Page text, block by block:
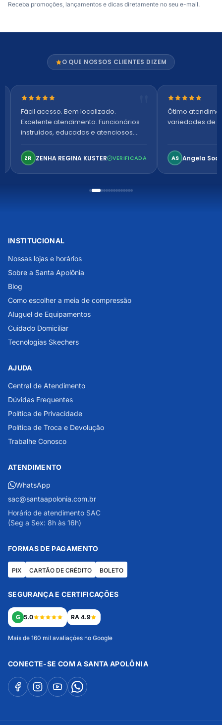
Receba promoções, lançamentos e dicas diretamente no seu e-mail.
O QUE NOSSOS CLIENTES DIZEM
Nota 5 de 5 estrelas
Fácil acesso. Bem localizado.
Excelente atendimento. Funcionários
instruídos, educados e atenciosos.
confortável. Perfeito!
ZR ZENHA REGINA KUSTER VERIFICADA
Nota 5 de 5
Ótimo
variedades de
AS Angela
INSTITUCIONAL
Nossas lojas e horários
Sobre a Santa Apolônia
Blog
Como escolher a meia de compressão
Aluguel de Equipamentos
Cuidado Domiciliar
Tecnologias Skechers
AJUDA
Central de Atendimento
Dúvidas Frequentes
Política de Privacidade
Política de Troca e Devolução
Trabalhe Conosco
ATENDIMENTO
WhatsApp
sac@santaapolonia.com.br
Horário de atendimento SAC
(Seg a Sex: 8h às 16h)
FORMAS DE PAGAMENTO
PIX CARTÃO DE CRÉDITO BOLETO
SEGURANÇA E CERTIFICAÇÕES
G 5.0 RA 4.9
Mais de 160 mil avaliações no Google
CONECTE-SE COM A SANTA APOLÔNIA